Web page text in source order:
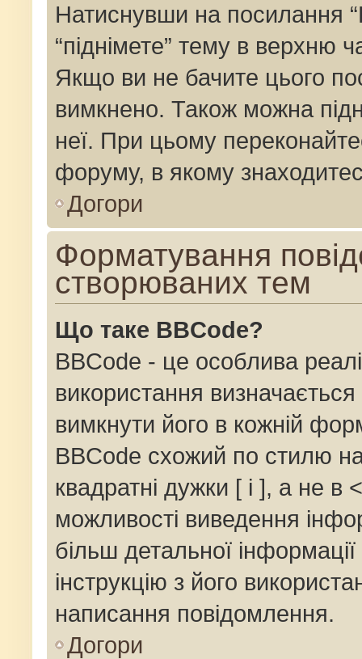
Натиснувши на посилання
“піднімете” тему в верхню
Якщо ви не бачите цього
вимкнено. Також можна
неї. При цьому
форуму, в якому
Догори
Форматування
створюваних тем
Що таке BBCode?
BBCode - це особлива
використання
вимкнути його в кожній
BBCode схожий по стилю
квадратні дужки [ і ], а не в
можливості виведення
більш детальної
інструкцію з його
написання повідомлення.
Догори